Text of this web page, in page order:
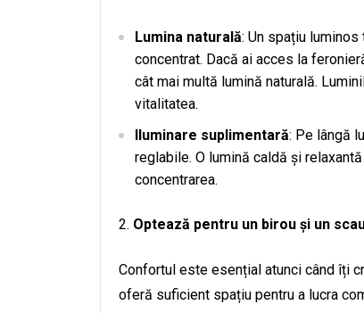
Lumina naturală: Un spațiu
concentrat. Dacă ai acces la
cât mai multă lumină naturală.
vitalitatea.
Iluminare suplimentară: Pe lângă
reglabile. O lumină caldă și
concentrarea.
Optează pentru un birou și un
Confortul este esențial atunci când îți
oferă suficient spațiu pentru a lucra